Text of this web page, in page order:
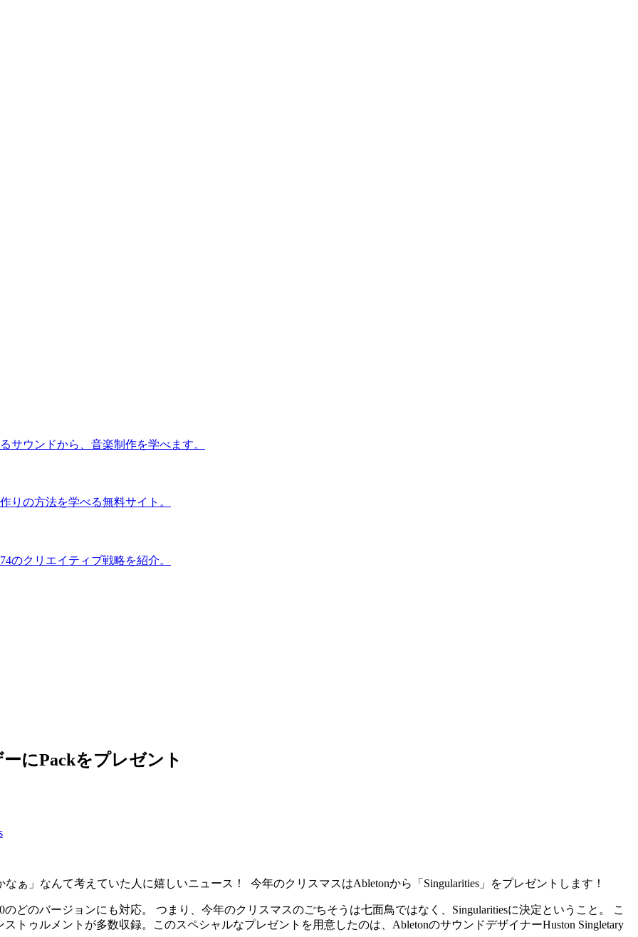
サウンドから、音楽制作を学べます。
りの方法を学べる無料サイト。
のクリエイティブ戦略を紹介。
にPackをプレゼント
ぁ」なんて考えていた人に嬉しいニュース！ 今年のクリスマスはAbletonから「Singularities」をプレゼントします！
どのバージョンにも対応。 つまり、今年のクリスマスのごちそうは七面鳥ではなく、Singularitiesに決定ということ。 こ
トゥルメントが多数収録。このスペシャルなプレゼントを用意したのは、AbletonのサウンドデザイナーHuston Singletary